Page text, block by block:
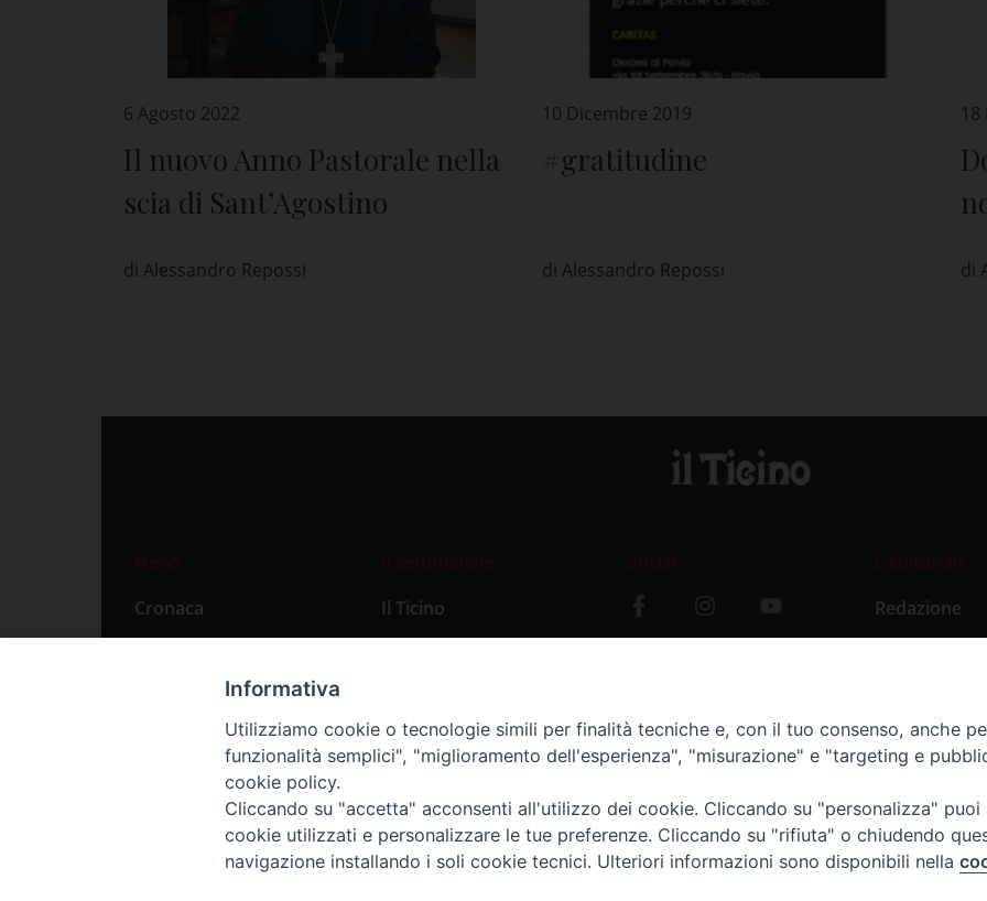
6 Agosto 2022
Il nuovo Anno Pastorale nella
scia di Sant’Agostino
di Alessandro Repossi
10 Dicembre 2019
#gratitudine
di Alessandro Repossi di
News
Cronaca
Attualità
Primo Piano
Il settimanale
Il Ticino
Abbonamenti
Social
L’editoriale
Redazione
Storia
Informativa
Utilizziamo cookie o tecnologie simili per finalità tecniche e, con il tuo consenso, anche
funzionalità semplici", "miglioramento dell'esperienza", "misurazione" e "targeting e
cookie policy.
Cliccando su "accetta" acconsenti all'utilizzo dei cookie. Cliccando su "personalizza"
cookie utilizzati e personalizzare le tue preferenze. Cliccando su "rifiuta" o chiudendo
navigazione installando i soli cookie tecnici. Ulteriori informazioni sono disponibili nella